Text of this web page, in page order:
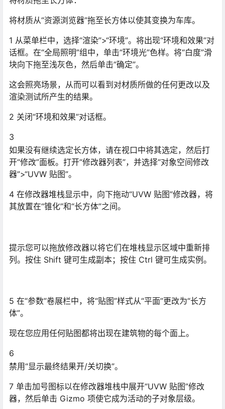
将材质从“资源浏览器”拖至长方体以使其变换为车库。
1 从菜单栏中，选择“渲染”>“环境”。将出现“环境和效果”对
话框。在“全局照明”组中，单击“环境光”色样。将“白度”滑
块向下拖至浅灰色，然后单击“确定”。
这会照亮场景，从而可以看到对材质所做的任何更改以及
渲染测试所产生的结果。
2 关闭“环境和效果”对话框。
3
如果没有继续选定长方体，请在视口中将其选定，然后打
开“修改”面板。打开“修改器列表”，并选择“对象空间修改
器”>“UVW 贴图”。
4 在修改器堆栈显示中，向下拖动“UVW 贴图”修改器，将
其放置在“锥化”和“长方体”之间。
提示您可以拖放修改器以将它们在堆栈显示区域中重新排
列。按住 Shift 键可生成副本；按住 Ctrl 键可生成实例。
5 在“参数”卷展栏中，将“贴图”样式从“平面”更改为“长方
体”。
现在您应用任何贴图都将出现在建筑物的每个面上。
6
禁用“显示最终结果开/关切换”。
7 单击加号图标以在修改器堆栈中展开“UVW 贴图”修改
器，然后单击 Gizmo 项使它成为活动的子对象层级。